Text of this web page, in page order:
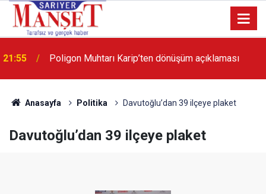
13:36 'Poligon'da İstanbul'a örnek proje gerçekleştirilecek'
Anasayfa Politika Davutoğlu’dan 39 ilçeye plaket
Davutoğlu’dan 39 ilçeye plaket